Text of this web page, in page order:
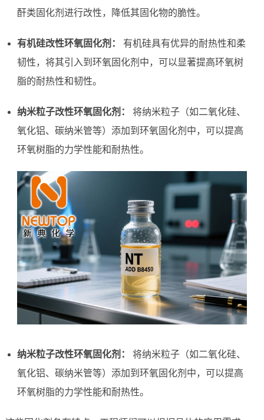
酐类固化剂进行改性，降低其固化物的脆性。
有机硅改性环氧固化剂：
有机硅具有优异的耐热性和柔
韧性，将其引入到环氧固化剂中，可以显著提高环氧树
脂的耐热性和韧性。
纳米粒子改性环氧固化剂：
将纳米粒子（如二氧化硅、
氧化铝、碳纳米管等）添加到环氧固化剂中，可以提高
环氧树脂的力学性能和耐热性。
纳米粒子改性环氧固化剂：
将纳米粒子（如二氧化硅、
氧化铝、碳纳米管等）添加到环氧固化剂中，可以提高
环氧树脂的力学性能和耐热性。